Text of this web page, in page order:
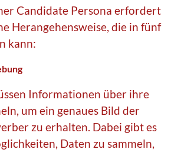
Candidate Persona erfordert
Herangehensweise, die in fünf
kann:
Informationen über ihre
um ein genaues Bild der
zu erhalten. Dabei gibt es
Daten zu sammeln,